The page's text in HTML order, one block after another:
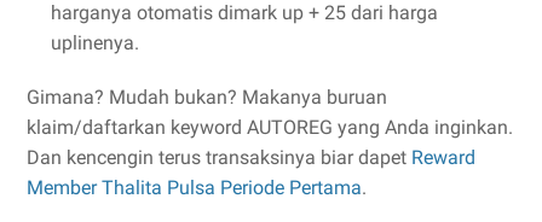
harganya otomatis dimark up + 25 dari harga
uplinenya.
Gimana? Mudah bukan? Makanya buruan
klaim/daftarkan keyword AUTOREG yang Anda inginkan.
Dan kencengin terus transaksinya biar dapet Reward
Member Thalita Pulsa Periode Pertama.